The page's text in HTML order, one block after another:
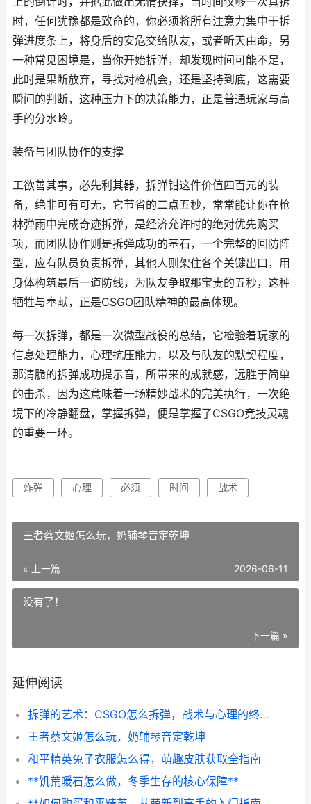
时，任何犹豫都是致命的，你必须将所有注意力集中于拆
弹进度条上，将身后的安危交给队友，或者听天由命，另
一种常见困境是，当你开始拆弹，却发现时间可能不足，
此时是果断放弃，寻找对枪机会，还是坚持到底，这需要
瞬间的判断，这种压力下的决策能力，正是普通玩家与高
手的分水岭。
装备与团队协作的支撑
工欲善其事，必先利其器，拆弹钳这件价值四百元的装
备，绝非可有可无，它节省的二点五秒，常常能让你在枪
林弹雨中完成奇迹拆弹，是经济允许时的绝对优先购买
项，而团队协作则是拆弹成功的基石，一个完整的回防阵
型，应有队员负责拆弹，其他人则架住各个关键出口，用
身体构筑最后一道防线，为队友争取那宝贵的五秒，这种
牺牲与奉献，正是CSGO团队精神的最高体现。
每一次拆弹，都是一次微型战役的总结，它检验着玩家的
信息处理能力，心理抗压能力，以及与队友的默契程度，
那清脆的拆弹成功提示音，所带来的成就感，远胜于简单
的击杀，因为这意味着一场精妙战术的完美执行，一次绝
境下的冷静翻盘，掌握拆弹，便是掌握了CSGO竞技灵魂
的重要一环。
炸弹 心理 必须 时间 战术
王者蔡文姬怎么玩，奶辅琴音定乾坤
« 上一篇 2026-06-11
没有了！
下一篇 »
延伸阅读
拆弹的艺术：CSGO怎么拆弹，战术与心理的终极博弈
王者蔡文姬怎么玩，奶辅琴音定乾坤
和平精英兔子衣服怎么得，萌趣皮肤获取全指南
**饥荒暖石怎么做，冬季生存的核心保障**